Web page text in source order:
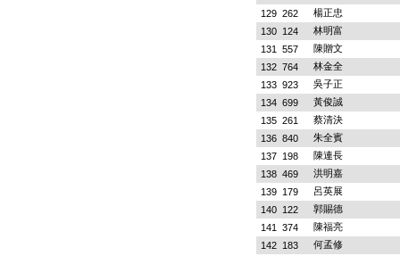
129 262
楊正忠
130 124
林明富
131
557
陳贈文
132 764
林金全
133 923
吳子正
134 699
黃俊誠
135 261
蔡清決
136 840
朱全賓
137 198
陳連長
138 469
洪明嘉
139 179
呂英展
140 122
郭賜德
141
374
陳福亮
142 183
何孟修